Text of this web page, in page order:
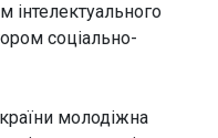
інтелектуального
соціально-
молодіжна